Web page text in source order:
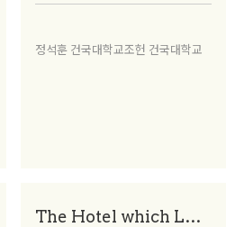
정석훈 건국대학교조헌 건국대학교
The Hotel which Leapt Through Time